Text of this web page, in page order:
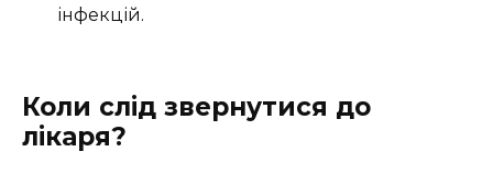
інфекцій.
Коли слід звернутися до
лікаря?